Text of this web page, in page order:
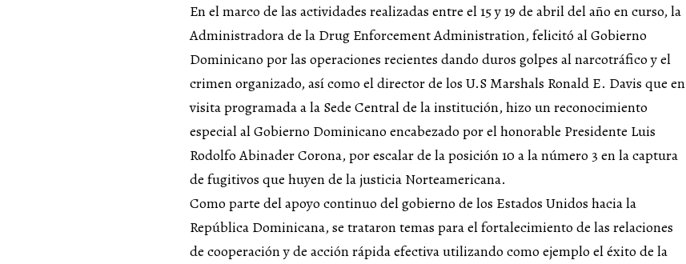
En el marco de las actividades realizadas entre el 15 y 19 de abril del año en curso, la
Administradora de la Drug Enforcement Administration, felicitó al Gobierno
Dominicano por las operaciones recientes dando duros golpes al narcotráfico y el
crimen organizado, así como el director de los U.S Marshals Ronald E. Davis que en
visita programada a la Sede Central de la institución, hizo un reconocimiento
especial al Gobierno Dominicano encabezado por el honorable Presidente Luis
Rodolfo Abinader Corona, por escalar de la posición 10 a la número 3 en la captura
de fugitivos que huyen de la justicia Norteamericana.
Como parte del apoyo continuo del gobierno de los Estados Unidos hacia la
República Dominicana, se trataron temas para el fortalecimiento de las relaciones
de cooperación y de acción rápida efectiva utilizando como ejemplo el éxito de la